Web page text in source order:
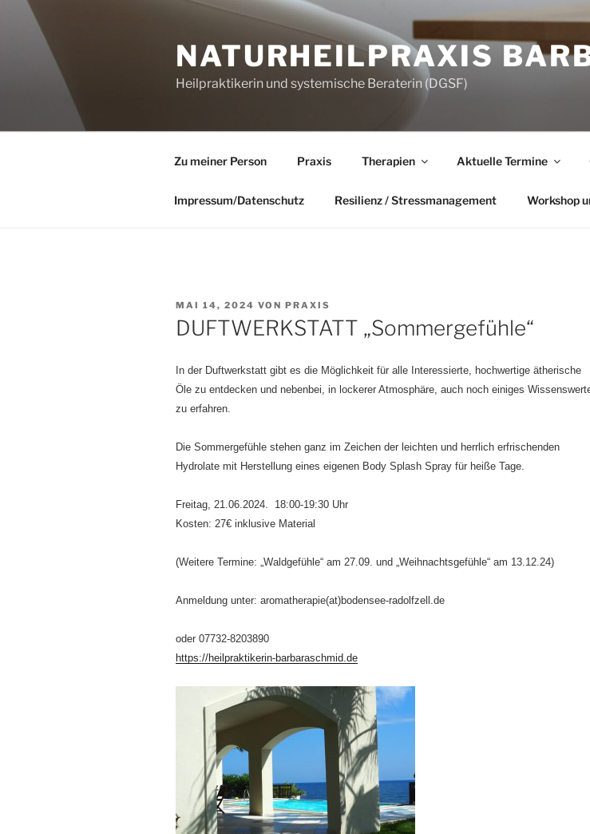
springen
NATURHEILPRAXIS
Heilpraktikerin und systemische Beraterin (DGSF)
Zu meiner Person Praxis Therapien Aktuelle Termine
Impressum/Datenschutz Resilienz / Stressmanagement Workshop
VERÖFFENTLICHT
AM
MAI 14, 2024 VON PRAXIS
DUFTWERKSTATT „Sommergefühle“
In der Duftwerkstatt gibt es die Möglichkeit für alle Interessierte, hochwertige ätherische
Öle zu entdecken und nebenbei, in lockerer Atmosphäre, auch noch einiges
zu erfahren.
Die Sommergefühle stehen ganz im Zeichen der leichten und herrlich erfrischenden
Hydrolate mit Herstellung eines eigenen Body Splash Spray für heiße Tage.
Freitag, 21.06.2024. 18:00-19:30 Uhr
Kosten: 27€ inklusive Material
(Weitere Termine: „Waldgefühle“ am 27.09. und „Weihnachtsgefühle“ am 13.12.24)
Anmeldung unter: aromatherapie(at)bodensee-radolfzell.de
oder 07732-8203890
https://heilpraktikerin-barbaraschmid.de